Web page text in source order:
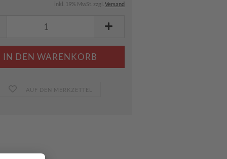
inkl. 19% MwSt. zzgl. Versand
AUF DEN MERKZETTEL